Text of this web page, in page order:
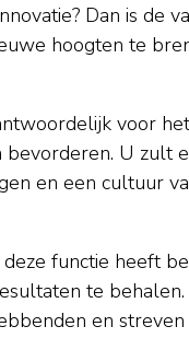
Dan is de
hoogten te
voor
U zult
en een cultuur
functie heeft
te
en